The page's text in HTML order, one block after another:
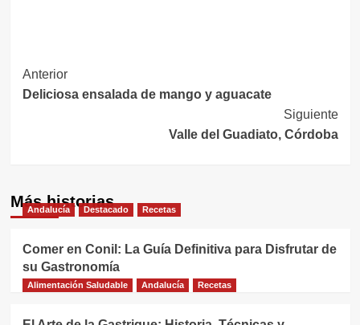
Navegación
de
Anterior
Deliciosa ensalada de mango y aguacate
Siguiente
Valle del Guadiato, Córdoba
Más historias
Andalucía Destacado Recetas
Comer en Conil: La Guía Definitiva para Disfrutar de
su Gastronomía
Alimentación Saludable Andalucía Recetas